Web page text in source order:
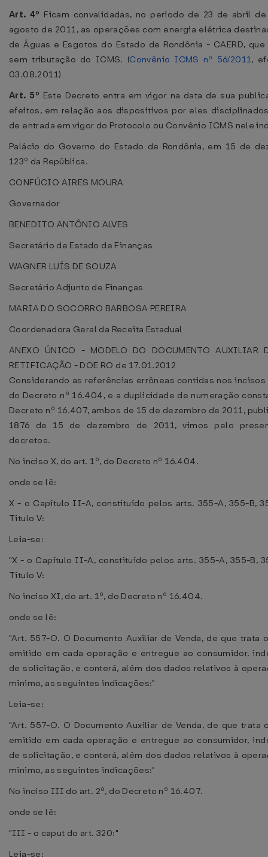
Art. 4º Ficam convalidadas, no período de 23 de abril
agosto de 2011, as operações com energia elétrica
de Águas e Esgotos do Estado de Rondônia - CAERD,
sem tributação do ICMS. (Convênio ICMS nº 56/2011,
03.08.2011)
Art. 5º Este Decreto entra em vigor na data de sua
efeitos, em relação aos dispositivos por eles
de entrada em vigor do Protocolo ou Convênio ICMS nele
Palácio do Governo do Estado de Rondônia, em 15 de
123º da República.
CONFÚCIO AIRES MOURA
Governador
BENEDITO ANTÔNIO ALVES
Secretário de Estado de Finanças
WAGNER LUÍS DE SOUZA
Secretário Adjunto de Finanças
MARIA DO SOCORRO BARBOSA PEREIRA
Coordenadora Geral da Receita Estadual
ANEXO ÚNICO - MODELO DO DOCUMENTO AUXILIAR
RETIFICAÇÃO - DOE RO de 17.01.2012
Considerando as referências errôneas contidas nos incisos
do Decreto nº 16.404, e a duplicidade de numeração
Decreto nº 16.407, ambos de 15 de dezembro de 2011,
1876 de 15 de dezembro de 2011, vimos pelo
decretos.
No inciso X, do art. 1º, do Decreto nº 16.404.
onde se lê:
X - o Capítulo II-A, constituído pelos arts. 355-A, 355-B,
Título V:
Leia-se:
"X - o Capítulo II-A, constituído pelos arts. 355-A, 355-B,
Título V:
No inciso XI, do art. 1º, do Decreto nº 16.404.
onde se lê:
"Art. 557-O. O Documento Auxiliar de Venda, de que trata
emitido em cada operação e entregue ao consumidor,
de solicitação, e conterá, além dos dados relativos à
mínimo, as seguintes indicações:"
Leia-se:
"Art. 557-O. O Documento Auxiliar de Venda, de que trata
emitido em cada operação e entregue ao consumidor,
de solicitação, e conterá, além dos dados relativos à
mínimo, as seguintes indicações:"
No inciso III do art. 2º, do Decreto nº 16.407.
onde se lê:
"III - o caput do art. 320:"
Leia-se: